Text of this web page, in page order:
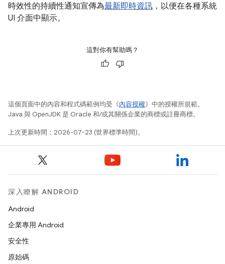
時效性的持續性通知宣傳為最新即時資訊 ，以便在各種系統
UI 介面中顯示。
這對你有幫助嗎？
這個頁面中的內容和程式碼範例均受《內容授權》中的授權所規範。
Java 與 OpenJDK 是 Oracle 和/或其關係企業的商標或註冊商標。
上次更新時間：2026-07-23 (世界標準時間)。
深入瞭解 ANDROID
Android
企業專用 Android
安全性
原始碼